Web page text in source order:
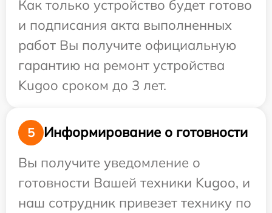
Как только устройство будет готово
и подписания акта выполненных
работ Вы получите официальную
гарантию на ремонт устройства
Kugoo сроком до 3 лет.
5
Информирование о готовности
Вы получите уведомление о
готовности Вашей техники Kugoo, и
наш сотрудник привезет технику по